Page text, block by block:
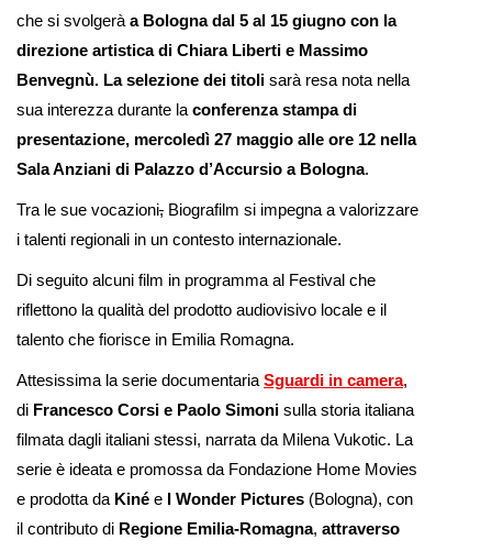
che si svolgerà a Bologna dal 5 al 15 giugno con la
direzione artistica di Chiara Liberti e Massimo
Benvegnù. La selezione dei titoli sarà resa nota nella
sua interezza durante la conferenza stampa di
presentazione, mercoledì 27 maggio alle ore 12 nella
Sala Anziani di Palazzo d’Accursio a Bologna.
Tra le sue vocazioni, Biografilm si impegna a valorizzare
i talenti regionali in un contesto internazionale.
Di seguito alcuni film in programma al Festival che
riflettono la qualità del prodotto audiovisivo locale e il
talento che fiorisce in Emilia Romagna.
Attesissima la serie documentaria Sguardi in camera,
di Francesco Corsi e Paolo Simoni sulla storia italiana
filmata dagli italiani stessi, narrata da Milena Vukotic. La
serie è ideata e promossa da Fondazione Home Movies
e prodotta da Kiné e I Wonder Pictures (Bologna), con
il contributo di Regione Emilia-Romagna, attraverso